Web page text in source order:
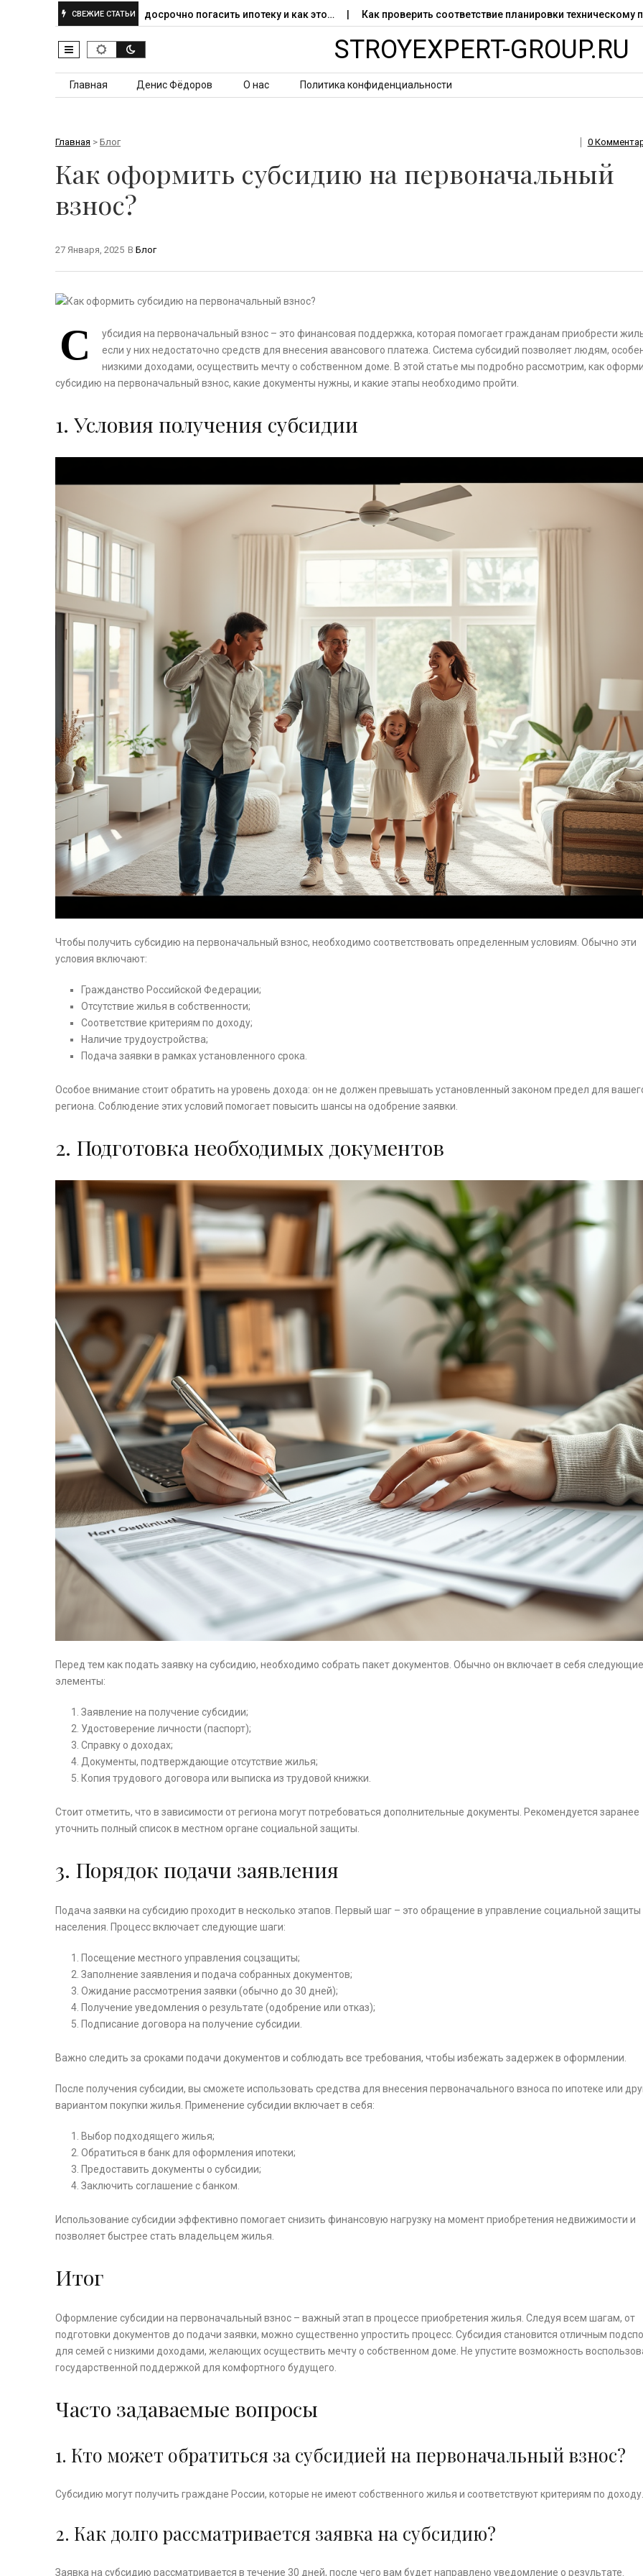
СВЕЖИЕ СТАТЬИ
Можно ли досрочно погасить ипотеку и как это… Как проверить соответствие планировки техническому паспорту
STROYEXPERT-GROUP.RU
Перейти к контенту
Главная Денис Фёдоров О нас Политика конфиденциальности
Главная > Блог 0
Как оформить субсидию на первоначальный
взнос?
В Блог
27 Января, 2025
С
убсидия на первоначальный взнос – это финансовая поддержка, которая помогает гражданам приобрести
если у них недостаточно средств для внесения авансового платежа. Система субсидий позволяет людям,
низкими доходами, осуществить мечту о собственном доме. В этой статье мы подробно рассмотрим, как
субсидию на первоначальный взнос, какие документы нужны, и какие этапы необходимо пройти.
1. Условия получения субсидии
Чтобы получить субсидию на первоначальный взнос, необходимо соответствовать определенным условиям. Обычно эти
условия включают:
Гражданство Российской Федерации;
Отсутствие жилья в собственности;
Соответствие критериям по доходу;
Наличие трудоустройства;
Подача заявки в рамках установленного срока.
Особое внимание стоит обратить на уровень дохода: он не должен превышать установленный законом предел для
региона. Соблюдение этих условий помогает повысить шансы на одобрение заявки.
2. Подготовка необходимых документов
Перед тем как подать заявку на субсидию, необходимо собрать пакет документов. Обычно он включает в себя следующие
элементы:
Заявление на получение субсидии;
Удостоверение личности (паспорт);
Справку о доходах;
Документы, подтверждающие отсутствие жилья;
Копия трудового договора или выписка из трудовой книжки.
Стоит отметить, что в зависимости от региона могут потребоваться дополнительные документы. Рекомендуется заранее
уточнить полный список в местном органе социальной защиты.
3. Порядок подачи заявления
Подача заявки на субсидию проходит в несколько этапов. Первый шаг – это обращение в управление социальной защиты
населения. Процесс включает следующие шаги:
Посещение местного управления соцзащиты;
Заполнение заявления и подача собранных документов;
Ожидание рассмотрения заявки (обычно до 30 дней);
Получение уведомления о результате (одобрение или отказ);
Подписание договора на получение субсидии.
Важно следить за сроками подачи документов и соблюдать все требования, чтобы избежать задержек в оформлении.
После получения субсидии, вы сможете использовать средства для внесения первоначального взноса по ипотеке или
вариантом покупки жилья. Применение субсидии включает в себя:
Выбор подходящего жилья;
Обратиться в банк для оформления ипотеки;
Предоставить документы о субсидии;
Заключить соглашение с банком.
Использование субсидии эффективно помогает снизить финансовую нагрузку на момент приобретения недвижимости и
позволяет быстрее стать владельцем жилья.
Итог
Оформление субсидии на первоначальный взнос – важный этап в процессе приобретения жилья. Следуя всем шагам, от
подготовки документов до подачи заявки, можно существенно упростить процесс. Субсидия становится отличным
для семей с низкими доходами, желающих осуществить мечту о собственном доме. Не упустите возможность
государственной поддержкой для комфортного будущего.
Часто задаваемые вопросы
1. Кто может обратиться за субсидией на первоначальный взнос?
Субсидию могут получить граждане России, которые не имеют собственного жилья и соответствуют критериям по доходу.
2. Как долго рассматривается заявка на субсидию?
Заявка на субсидию рассматривается в течение 30 дней, после чего вам будет направлено уведомление о результате.